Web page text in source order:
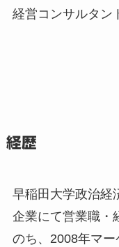
経営コンサルタン
経歴
早稲田大学政治経
企業にて営業職・
のち、2008年マ